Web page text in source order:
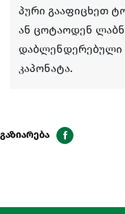
პური გააფიცხეთ
ან ცოტაოდენ
დაბლენდერებული
კაპონატა.
გაზიარება